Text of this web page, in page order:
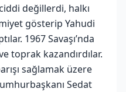
değillerdi, halkı
gösterip Yahudi
1967 Savaşı’nda
toprak kazandırdılar.
sağlamak üzere
Sedat